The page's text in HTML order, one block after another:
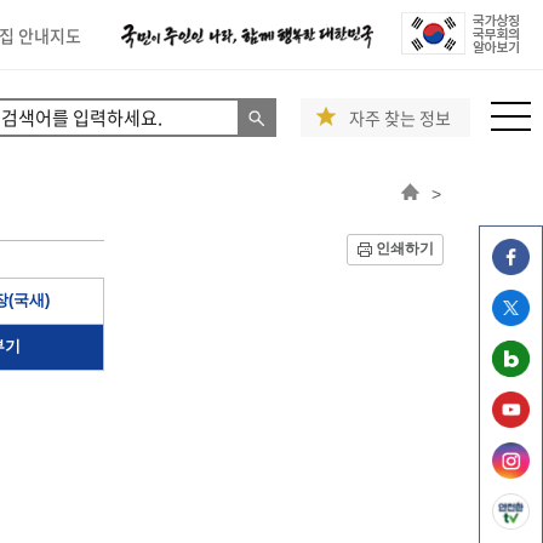
안내지도
자주 찾는 정보
>
인쇄하기
(국새)